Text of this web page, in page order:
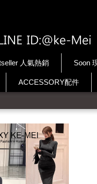
人氣熱銷 Soon
ACCESSORY配件